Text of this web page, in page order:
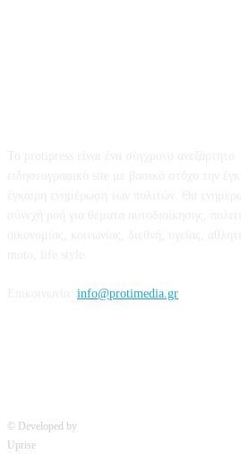
info@protimedia.gr
© Developed by
Uprise